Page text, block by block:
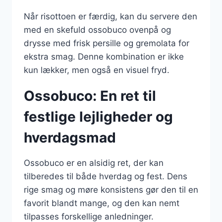
Når risottoen er færdig, kan du servere den
med en skefuld ossobuco ovenpå og
drysse med frisk persille og gremolata for
ekstra smag. Denne kombination er ikke
kun lækker, men også en visuel fryd.
Ossobuco: En ret til
festlige lejligheder og
hverdagsmad
Ossobuco er en alsidig ret, der kan
tilberedes til både hverdag og fest. Dens
rige smag og møre konsistens gør den til en
favorit blandt mange, og den kan nemt
tilpasses forskellige anledninger.